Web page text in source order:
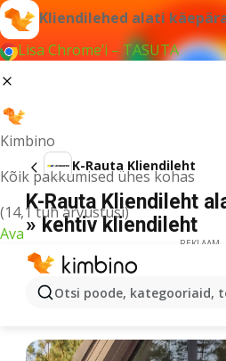
Kliendilehed alati
Lisa Chrome’i – TASUTA
Kimbino
Kõik pakkumised ühes kohas
(14,1 tuh arvustusi)
Ava
Otsi poode, kategooriaid,
K-Rauta Kliendileht
K-Rauta Kliendileht
» kehtiv kliendileht
REKLAAM